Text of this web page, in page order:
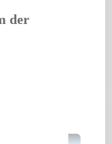
der